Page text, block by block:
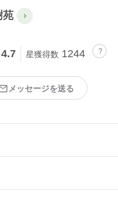
苑
4.7 星獲得数 1244
メッセージを送る